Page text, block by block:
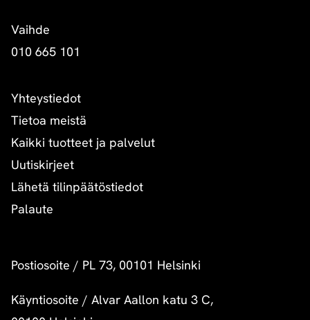
Vaihde
010 665 101
Yhteystiedot
Tietoa meistä
Kaikki tuotteet ja palvelut
Uutiskirjeet
Lähetä tilinpäätöstiedot
Palaute
Postiosoite / PL 73, 00101 Helsinki
Käyntiosoite / Alvar Aallon katu 3 C,